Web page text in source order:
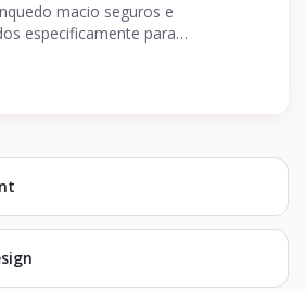
macio seguros e
especificamente para